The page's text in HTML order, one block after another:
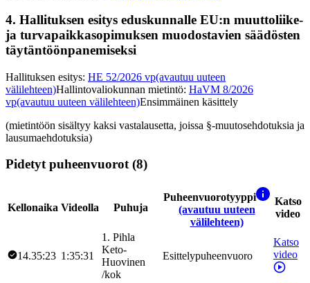
4. Hallituksen esitys eduskunnalle EU:n muuttoliike-
ja turvapaikkasopimuksen muodostavien säädösten
täytäntöönpanemiseksi
Hallituksen esitys: HE 52/2026 vp(avautuu uuteen
välilehteen)Hallintovaliokunnan mietintö: HaVM 8/2026
vp(avautuu uuteen välilehteen)Ensimmäinen käsittely
(mietintöön sisältyy kaksi vastalausetta, joissa §-muutosehdotuksia ja
lausumaehdotuksia)
Pidetyt puheenvuorot (8)
Kellonaika Videolla Puhuja
Puheenvuorotyyppi
(avautuu uuteen
välilehteen)
Katso
video
14.35:23 1:35:31
1 . Pihla
Keto-
Huovinen
/kok
Esittelypuheenvuoro
Katso
video